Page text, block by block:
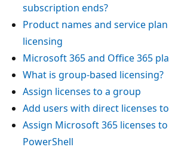
subscription ends?
Product names and service
licensing
Microsoft 365 and Office 365
What is group-based licensing?
Assign licenses to a group
Add users with direct licenses
Assign Microsoft 365 licenses
PowerShell